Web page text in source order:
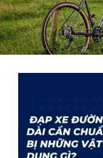
– Xe
Đạp
Bản –
Since